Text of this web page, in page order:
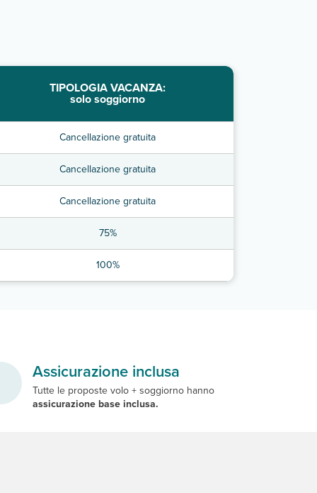
TIPOLOGIA VACANZA:
solo soggiorno
Cancellazione gratuita
Cancellazione gratuita
Cancellazione gratuita
75%
100%
Assicurazione inclusa
Tutte le proposte volo + soggiorno hanno
assicurazione base inclusa.